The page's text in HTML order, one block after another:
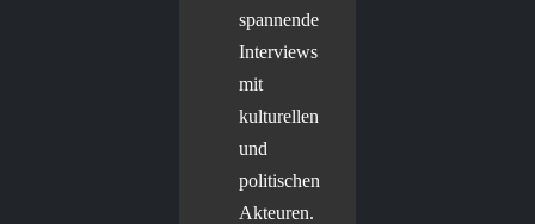
spannende
Interviews
mit
kulturellen
und
politischen
Akteuren.